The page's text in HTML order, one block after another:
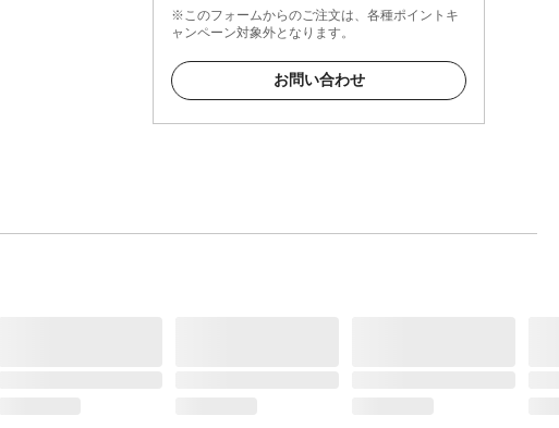
※このフォームからのご注文は、各種ポイントキ
ャンペーン対象外となります。
お問い合わせ